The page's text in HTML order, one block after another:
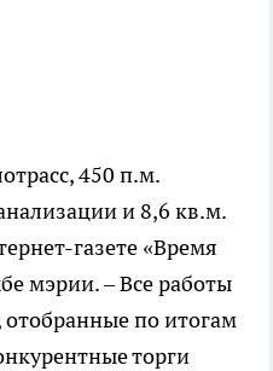
450 п.м.
и 8,6 кв.м.
газете «Время
мэрии. – Все работы
по итогам
торги